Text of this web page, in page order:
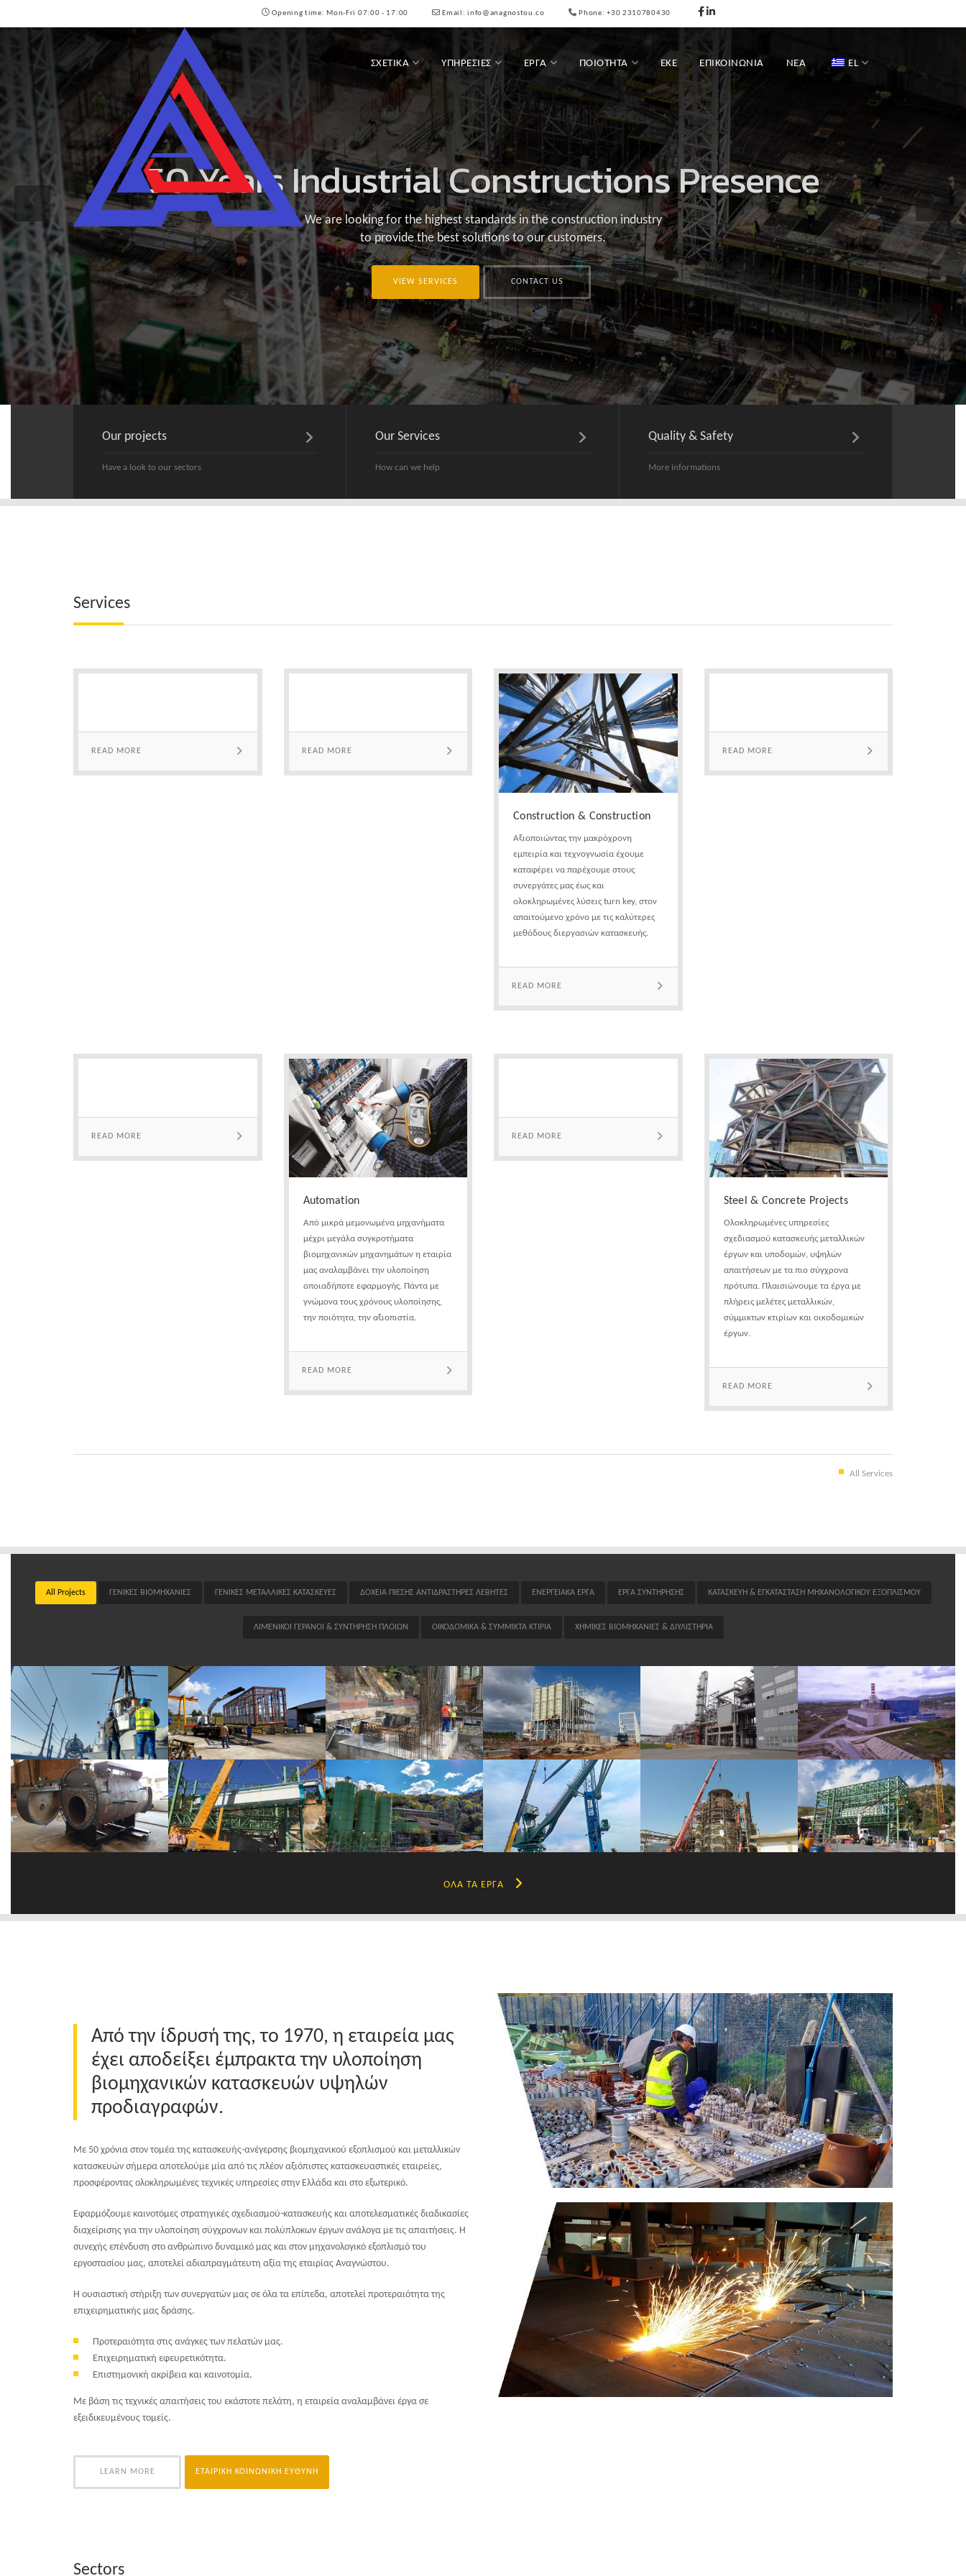
Opening time: Mon-Fri 07:00 - 17:00 Email: info@anagnostou.co Phone: +30 2310780430
ΣΧΕΤΙΚΆ ΥΠΗΡΕΣΊΕΣ ΈΡΓΑ ΠΟΙΌΤΗΤΑ ΕΚΕ ΕΠΙΚΟΙΝΩΝΊΑ ΝΕΑ EL
50 Years Industrial Constructions Presence
We are looking for the highest standards in the construction industry
to provide the best solutions to our customers.
VIEW SERVICES CONTACT US
Our projects
Have a look to our sectors
Our Services
How can we help
Quality & Safety
More informations
Services
READ MORE READ MORE
Construction & Construction
Αξιοποιώντας την μακρόχρονη
εμπειρία και τεχνογνωσία έχουμε
καταφέρει να παρέχουμε στους
συνεργάτες μας έως και
ολοκληρωμένες λύσεις turn key, στον
απαιτούμενο χρόνο με τις καλύτερες
μεθόδους διεργασιών κατασκευής.
READ MORE
READ MORE
READ MORE
Automation
Από μικρά μεμονωμένα μηχανήματα
μέχρι μεγάλα συγκροτήματα
βιομηχανικών μηχανημάτων η εταιρία
μας αναλαμβάνει την υλοποίηση
οποιαδήποτε εφαρμογής. Πάντα με
γνώμονα τους χρόνους υλοποίησης,
την ποιότητα, την αξιοπιστία.
READ MORE
READ MORE
Steel & Concrete Projects
Ολοκληρωμένες υπηρεσίες
σχεδιασμού κατασκευής μεταλλικών
έργων και υποδομών, υψηλών
απαιτήσεων με τα πιο σύγχρονα
πρότυπα. Πλαισιώνουμε τα έργα με
πλήρεις μελέτες μεταλλικών,
σύμμικτων κτιρίων και οικοδομικών
έργων.
READ MORE
All Services
All Projects ΓΕΝΙΚΕΣ ΒΙΟΜΗΧΑΝΙΕΣ ΓΕΝΙΚΕΣ ΜΕΤΑΛΛΙΚΕΣ ΚΑΤΑΣΚΕΥΕΣ ΔΟΧΕΙΑ ΠΙΕΣΗΣ ΑΝΤΙΔΡΑΣΤΗΡΕΣ ΛΕΒΗΤΕΣ ΕΝΕΡΓΕΙΑΚΑ ΕΡΓΑ ΕΡΓΑ ΣΥΝΤΗΡΗΣΗΣ ΚΑΤΑΣΚΕΥΗ & ΕΓΚΑΤΑΣΤΑΣΗ ΜΗΧΑΝΟΛΟΓΙΚΟΥ ΕΞΟΠΛΙΣΜΟΥ
ΛΙΜΕΝΙΚΟΙ ΓΕΡΑΝΟΙ & ΣΥΝΤΗΡΗΣΗ ΠΛΟΙΩΝ ΟΙΚΟΔΟΜΙΚΑ & ΣΥΜΜΙΚΤΑ ΚΤΙΡΙΑ ΧΗΜΙΚΕΣ ΒΙΟΜΗΧΑΝΙΕΣ & ΔΙΥΛΙΣΤΗΡΙΑ
ΌΛΑ ΤΑ ΈΡΓΑ
Από την ίδρυσή της, το 1970, η εταιρεία μας
έχει αποδείξει έμπρακτα την υλοποίηση
βιομηχανικών κατασκευών υψηλών
προδιαγραφών.
Με 50 χρόνια στον τομέα της κατασκευής-ανέγερσης βιομηχανικού εξοπλισμού και μεταλλικών
κατασκευών σήμερα αποτελούμε μία από τις πλέον αξιόπιστες κατασκευαστικές εταιρείες,
προσφέροντας ολοκληρωμένες τεχνικές υπηρεσίες στην Ελλάδα και στο εξωτερικό.
Εφαρμόζουμε καινοτόμες στρατηγικές σχεδιασμού-κατασκευής και αποτελεσματικές διαδικασίες
διαχείρισης για την υλοποίηση σύγχρονων και πολύπλοκων έργων ανάλογα με τις απαιτήσεις. Η
συνεχής επένδυση στο ανθρώπινο δυναμικό μας και στον μηχανολογικό εξοπλισμό του
εργοστασίου μας, αποτελεί αδιαπραγμάτευτη αξία της εταιρίας Αναγνώστου.
Η ουσιαστική στήριξη των συνεργατών μας σε όλα τα επίπεδα, αποτελεί προτεραιότητα της
επιχειρηματικής μας δράσης.
Προτεραιότητα στις ανάγκες των πελατών μας.
Επιχειρηματική εφευρετικότητα.
Επιστημονική ακρίβεια και καινοτομία.
Με βάση τις τεχνικές απαιτήσεις του εκάστοτε πελάτη, η εταιρεία αναλαμβάνει έργα σε
εξειδικευμένους τομείς.
LEARN MORE ΕΤΑΙΡΙΚΗ ΚΟΙΝΩΝΙΚΗ ΕΥΘΥΝΗ
Sectors